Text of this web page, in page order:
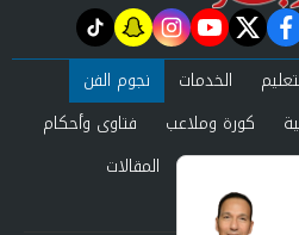
facebook
twitter
youtube
instagram
snapchat
tiktok
الخدمات
نجوم الفن
كورة وملاعب
فتاوى وأحكام
حوادث ومحاكم
المقالات